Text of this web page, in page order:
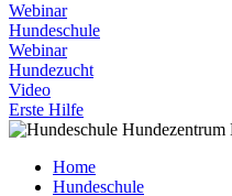
Webinar
Hundeschule
Webinar
Hundezucht
Video
Erste Hilfe
Home
Hundeschule